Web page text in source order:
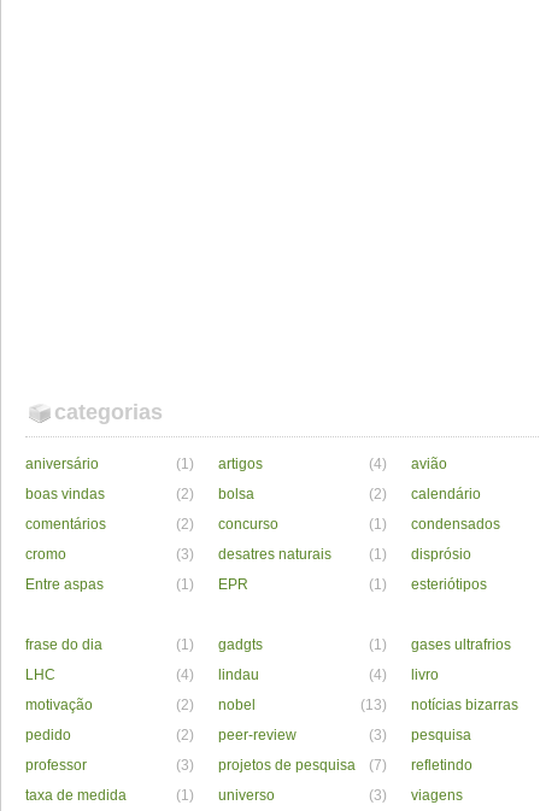
categorias
aniversário (1) artigos (4)
avião
boas vindas
(2) bolsa (2)
calendário
comentários
(2) concurso (1)
condensados
cromo
(3) desatres naturais (1)
disprósio
Entre aspas
(1) EPR (1) esteriótipos
frase do dia (1) gadgts (1)
gases ultrafrios
LHC
(4) lindau (4)
livro
motivação
(2) nobel (13)
notícias bizarras
pedido
(2) peer-review (3)
pesquisa
professor
(3) projetos de pesquisa (7)
refletindo
taxa de medida
(1) universo (3) viagens